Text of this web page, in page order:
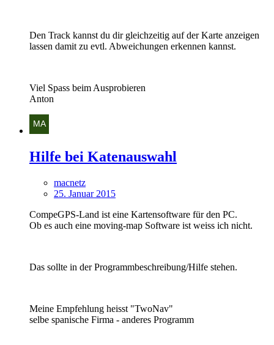
Den Track kannst du dir gleichzeitig auf der Karte anzeigen
lassen damit zu evtl. Abweichungen erkennen kannst.
Viel Spass beim Ausprobieren
Anton
Hilfe bei Katenauswahl
macnetz
25. Januar 2015
CompeGPS-Land ist eine Kartensoftware für den PC.
Ob es auch eine moving-map Software ist weiss ich nicht.
Das sollte in der Programmbeschreibung/Hilfe stehen.
Meine Empfehlung heisst "TwoNav"
selbe spanische Firma - anderes Programm